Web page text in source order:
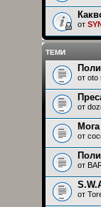
от
ТЕМИ
от oto
от
от
от
от